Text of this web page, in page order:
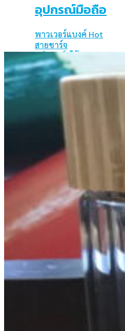
อุปกรณ์มือถือ
พาวเวอร์แบงค์
สายชาร์จ
แท่นชาร์จไร้สาย
ร่ม
ร่มตอนเดียว
ถุงผ้า กระเป๋าผ้า
ถุงกระสอบ
ถุงผ้าร่ม
ถุงผ้าสปันบอร์น
กระเป๋าเดินทาง
กระบอกน้ำ